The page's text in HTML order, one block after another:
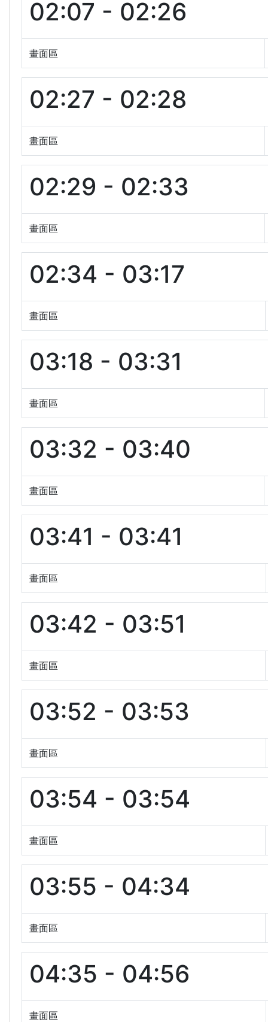
02:07 - 02:26
畫面區
02:27 - 02:28
畫面區
02:29 - 02:33
畫面區
02:34 - 03:17
畫面區
03:18 - 03:31
畫面區
03:32 - 03:40
畫面區
03:41 - 03:41
畫面區
03:42 - 03:51
畫面區
03:52 - 03:53
畫面區
03:54 - 03:54
畫面區
03:55 - 04:34
畫面區
04:35 - 04:56
畫面區